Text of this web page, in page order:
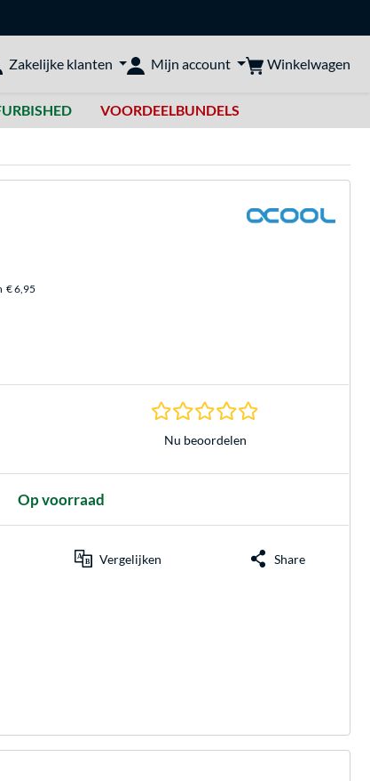
doorzoeken
Zakelijke klanten Mijn account Winkelwagen
VOORDEELBUNDELS
€ 6,95
0.0 sterren
Nu beoordelen
Op voorraad
Vergelijken Share